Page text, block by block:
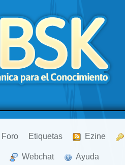
Foro Etiquetas Ezine
Webchat Ayuda